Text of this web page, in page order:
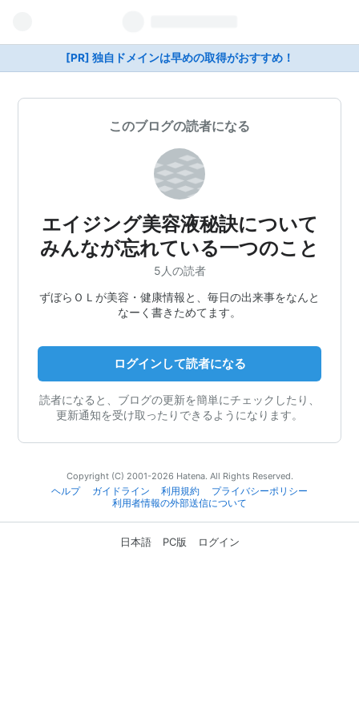
[PR] 独自ドメインは早めの取得がおすすめ！
このブログの読者になる
エイジング美容液秘訣について
みんなが忘れている一つのこと
5人の読者
ずぼらＯＬが美容・健康情報と、毎日の出来事をなんと
なーく書きためてます。
ログインして読者になる
読者になると、ブログの更新を簡単にチェックしたり、
更新通知を受け取ったりできるようになります。
Copyright (C) 2001-2026 Hatena. All Rights Reserved.
ヘルプ
ガイドライン 利用規約
プライバシーポリシー
利用者情報の外部送信について
日本語 PC版 ログイン